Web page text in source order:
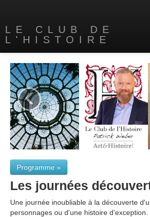
LE CLUB DE
L'HISTOIRE
A propos
Nos livres
Contact
Liens
‹
Programme »
Les journées
Une journée inoubliable à la découverte
personnages ou d'une histoire d’exception.